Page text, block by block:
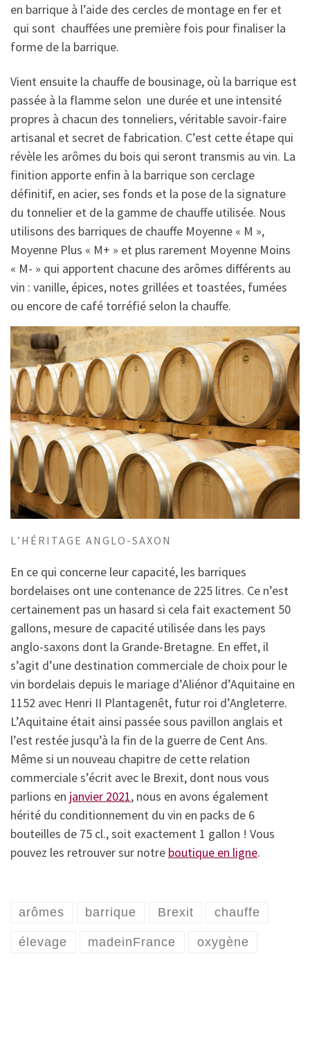
en barrique à l’aide des cercles de montage en fer et
qui sont chauffées une première fois pour finaliser la
forme de la barrique.
Vient ensuite la chauffe de bousinage, où la barrique est
passée à la flamme selon une durée et une intensité
propres à chacun des tonneliers, véritable savoir-faire
artisanal et secret de fabrication. C’est cette étape qui
révèle les arômes du bois qui seront transmis au vin. La
finition apporte enfin à la barrique son cerclage
définitif, en acier, ses fonds et la pose de la signature
du tonnelier et de la gamme de chauffe utilisée. Nous
utilisons des barriques de chauffe Moyenne « M »,
Moyenne Plus « M+ » et plus rarement Moyenne Moins
« M- » qui apportent chacune des arômes différents au
vin : vanille, épices, notes grillées et toastées, fumées
ou encore de café torréfié selon la chauffe.
L’HÉRITAGE ANGLO-SAXON
En ce qui concerne leur capacité, les barriques
bordelaises ont une contenance de 225 litres. Ce n’est
certainement pas un hasard si cela fait exactement 50
gallons, mesure de capacité utilisée dans les pays
anglo-saxons dont la Grande-Bretagne. En effet, il
s’agit d’une destination commerciale de choix pour le
vin bordelais depuis le mariage d’Aliénor d’Aquitaine en
1152 avec Henri II Plantagenêt, futur roi d’Angleterre.
L’Aquitaine était ainsi passée sous pavillon anglais et
l’est restée jusqu’à la fin de la guerre de Cent Ans.
Même si un nouveau chapitre de cette relation
commerciale s’écrit avec le Brexit, dont nous vous
parlions en janvier 2021, nous en avons également
hérité du conditionnement du vin en packs de 6
bouteilles de 75 cl., soit exactement 1 gallon ! Vous
pouvez les retrouver sur notre boutique en ligne.
arômes barrique Brexit chauffe
élevage madeinFrance oxygène